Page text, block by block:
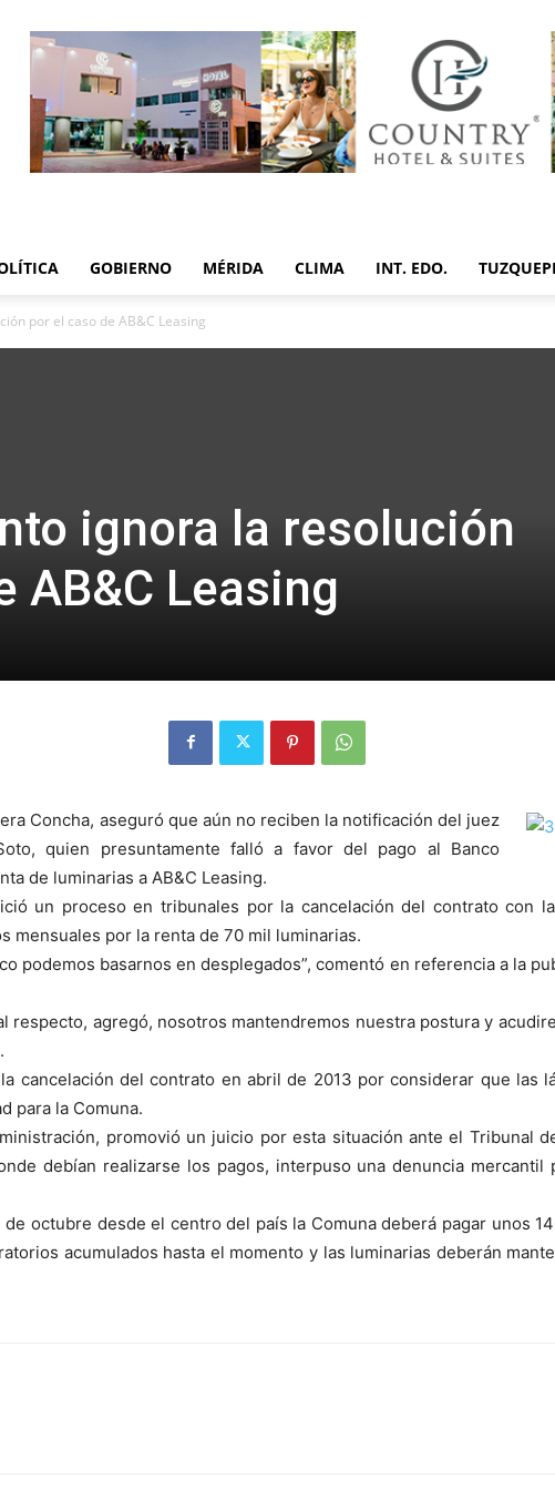
GOBIERNO MÉRIDA CLIMA INT. EDO.
por el caso de AB&C Leasing
ignora la resolución
AB&C Leasing
Concha, aseguró que aún no reciben la notificación del juez
quien presuntamente falló a favor del pago al Banco
de luminarias a AB&C Leasing.
un proceso en tribunales por la cancelación del contrato con
mensuales por la renta de 70 mil luminarias.
podemos basarnos en desplegados”, comentó en referencia a la
respecto, agregó, nosotros mantendremos nuestra postura y
cancelación del contrato en abril de 2013 por considerar que las
para la Comuna.
promovió un juicio por esta situación ante el Tribunal
debían realizarse los pagos, interpuso una denuncia
octubre desde el centro del país la Comuna deberá pagar unos
acumulados hasta el momento y las luminarias deberán